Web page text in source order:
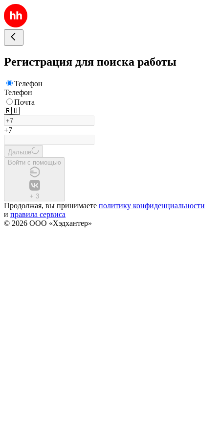
Регистрация для поиска работы
Телефон
Телефон
Почта
🇷🇺
+7
Дальше
Войти с помощью
+ 3
Продолжая, вы принимаете политику конфиденциальности
и правила сервиса
© 2026 ООО «Хэдхантер»